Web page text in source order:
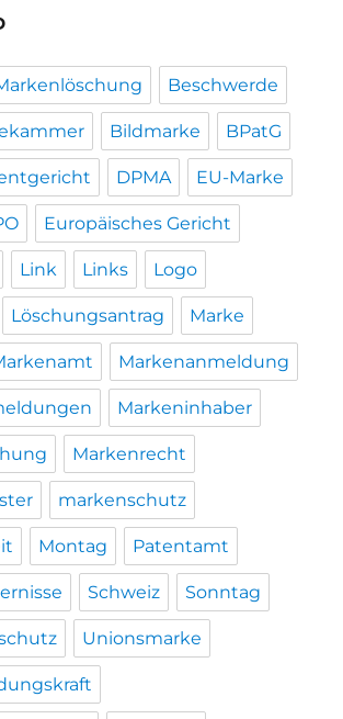
Beschwerde
Bildmarke BPatG
DPMA EU-Marke
Europäisches Gericht
Link Links Logo
Löschungsantrag Marke
Markenanmeldung
Markeninhaber
Markenrecht
markenschutz
Montag Patentamt
Schweiz Sonntag
Unionsmarke